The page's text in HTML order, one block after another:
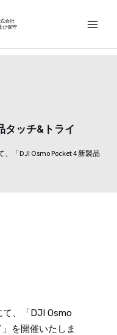
会社
び保守
タッチ&トライ
「DJI Osmo Pocket 4 新製品
、「DJI Osmo
を開催いたしま